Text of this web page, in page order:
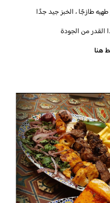
طازجًا ، الخبز جيد جدًا
القدر من الجودة
هنا